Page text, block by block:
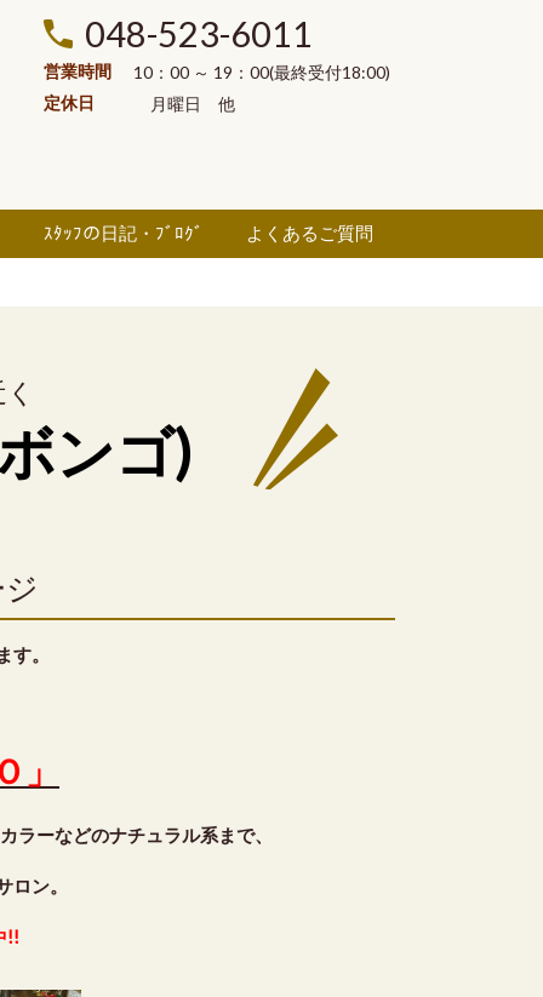
048-523-6011
営業時間
10：00 ～ 19：00(最終受付18:00)
定休日
月曜日 他
ｽﾀｯﾌの日記・ﾌﾞﾛｸﾞ よくあるご質問
ンゴ)
す。
」
ラーなどのナチュラル系まで、
ロン。
!!